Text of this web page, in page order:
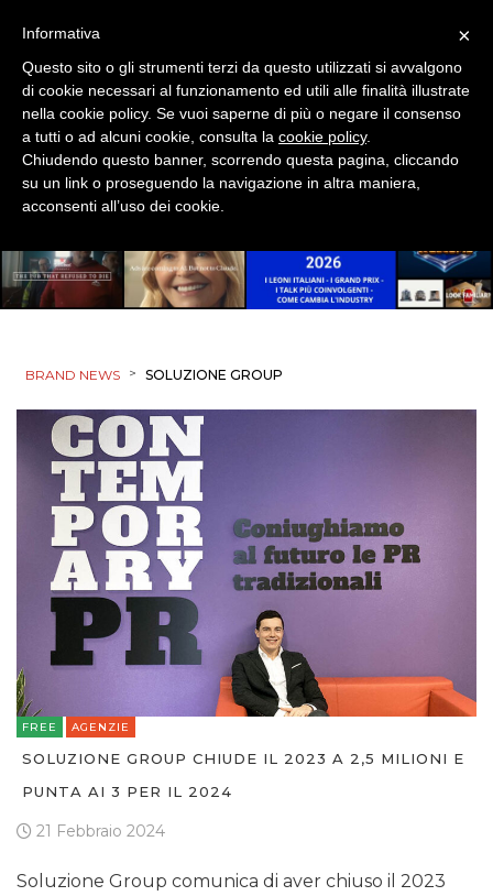
BRAND NEWS > SOLUZIONE GROUP
FREE AGENZIE
SOLUZIONE GROUP CHIUDE IL 2023 A 2,5 MILIONI E
PUNTA AI 3 PER IL 2024
21 Febbraio 2024
Soluzione Group comunica di aver chiuso il 2023
×
Informativa
Questo sito o gli strumenti terzi da questo utilizzati si avvalgono
di cookie necessari al funzionamento ed utili alle finalità illustrate
nella cookie policy. Se vuoi saperne di più o negare il consenso
a tutti o ad alcuni cookie, consulta la cookie policy.
Chiudendo questo banner, scorrendo questa pagina, cliccando
su un link o proseguendo la navigazione in altra maniera,
acconsenti all’uso dei cookie.